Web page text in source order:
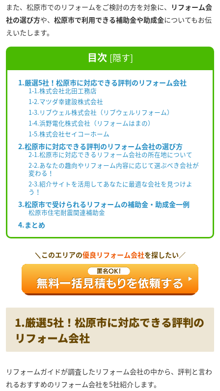
また、松原市でのリフォームをご検討の方を対象に、 リフォーム会
社の選び方や、 松原市で利用できる補助金や助成金についてもお伝
えいたします。
目次 [隠す]
1.厳選5社！松原市に対応できる評判のリフォーム会社
1-1.株式会社北田工務店
1-2.マツダ幸建設株式会社
1-3.リブウェル株式会社（リブウェルリフォーム）
1-4.浜野電化株式会社（リフォームはまの）
1-5.株式会社セイコーホーム
2.松原市に対応できる評判のリフォーム会社の選び方
2-1.松原市に対応できるリフォーム会社の所在地について
2-2.あなたの趣向やリフォーム内容に応じて選ぶべき会社が
変わる！
2-3.紹介サイトを活用してあなたに最適な会社を見つけよ
う！
3.松原市で受けられるリフォームの補助金・助成金一例
松原市住宅耐震関連補助金
4.まとめ
＼このエリアの優良リフォーム会社を探したい／
1.厳選5社！松原市に対応できる評判の
リフォーム会社
リフォームガイドが調査したリフォーム会社の中から、評判と言わ
れるおすすめのリフォーム会社を5社紹介します。